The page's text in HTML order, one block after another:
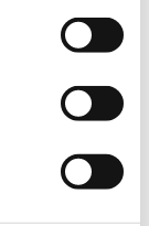
5 Nm, 7,5 Nm,
Nm